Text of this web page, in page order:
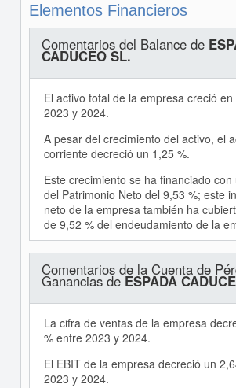
Elementos Financieros
Comentarios del Balance de
CADUCEO SL.
El activo total de la empresa creció
2023 y 2024.
A pesar del crecimiento del activo, el
corriente decreció un 1,25 %.
Este crecimiento se ha financiado
del Patrimonio Neto del 9,53 %; este
neto de la empresa también ha
de 9,52 % del endeudamiento de la
Comentarios de la Cuenta de
Ganancias deESPADA
La cifra de ventas de la empresa
% entre 2023 y 2024.
El EBIT de la empresa decreció un
2023 y 2024.